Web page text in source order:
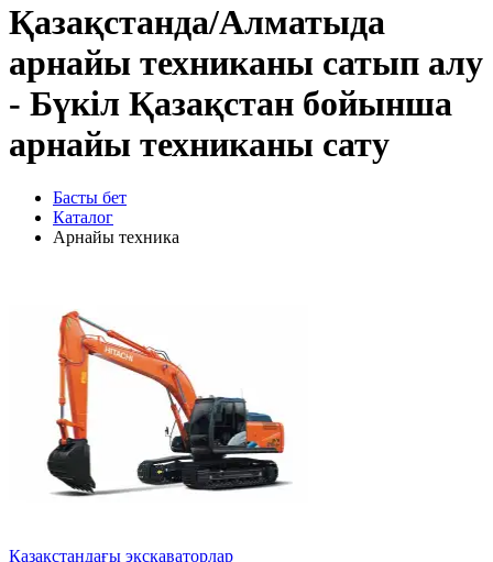
Қазақстанда/Алматыда
арнайы техниканы сатып алу
- Бүкіл Қазақстан бойынша
арнайы техниканы сату
Басты бет
Каталог
Арнайы техника
Қазақстандағы экскаваторлар